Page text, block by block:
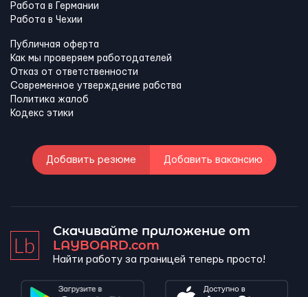
Работа в Германии
Работа в Чехии
Публичная оферта
Как мы проверяем работодателей
Отказ от ответственности
Современное утверждение рабства
Политика жалоб
Кодекс этики
Добавить резюме Добавить вакансию
Скачивайте приложение от
LAYBOARD.com
Найти работу за границей теперь просто!